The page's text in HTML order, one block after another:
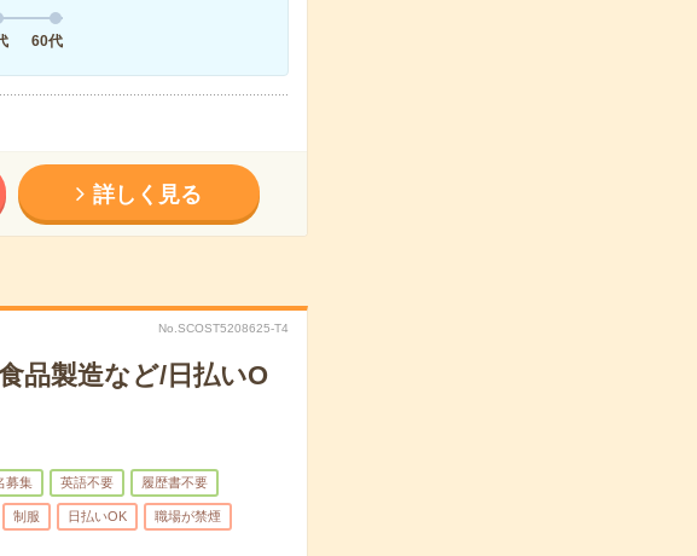
60代
詳しく見る
No.SCOST5208625-T4
品製造など/日払いO
募集 英語不要 履歴書不要
制服 日払いOK 職場が禁煙